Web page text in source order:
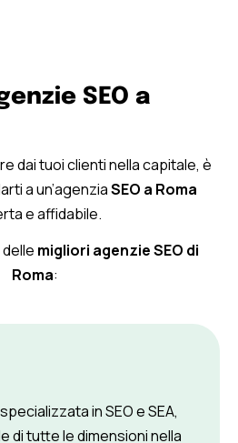
SEO a
dai tuoi clienti nella capitale, è
a un’agenziaSEO a Roma
e affidabile.
migliori agenzie SEO di
Roma:
in SEO e SEA,
di tutte le dimensioni nella